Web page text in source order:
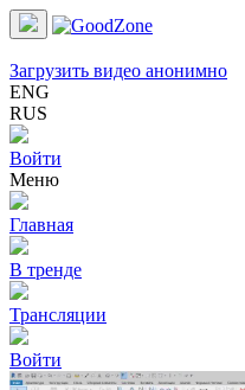
Загрузить видео анонимно
ENG
RUS
Войти
Меню
Главная
В тренде
Трансляции
Войти